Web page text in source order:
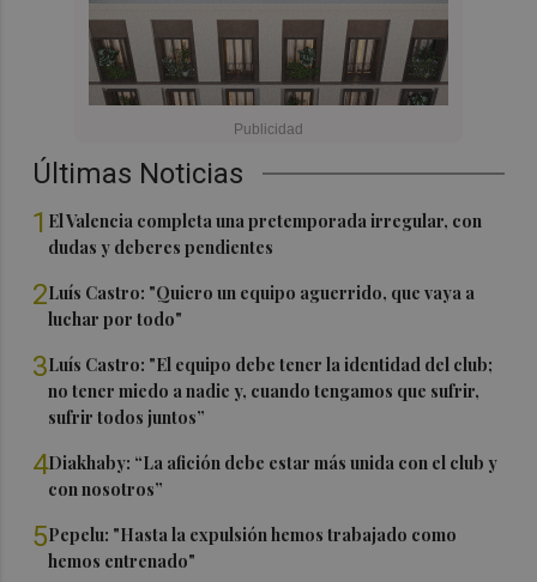
Últimas Noticias
1 El Valencia completa una pretemporada irregular, con
dudas y deberes pendientes
2Luís Castro: "Quiero un equipo aguerrido, que vaya a
luchar por todo"
3Luís Castro: "El equipo debe tener la identidad del club;
no tener miedo a nadie y, cuando tengamos que sufrir,
sufrir todos juntos”
4Diakhaby: “La afición debe estar más unida con el club y
con nosotros”
5Pepelu: "Hasta la expulsión hemos trabajado como
hemos entrenado"